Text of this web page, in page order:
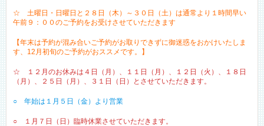
☆ 土曜日・日曜日と２８日（木）～３０日（土）は通常より１時間早い
午前９：００のご予約をお受けさせていただきます
【年末は予約が混み合いご予約がお取りできずに御迷惑をおかけいたしま
す、12月初旬のご予約がおススメです。】
☆ １２月のお休みは４日（月）、１１日（月）、１２日（火）、１８日
（月）、２５日（月）、３１日（日）とさせていただきます。
○ 年始は１月５日（金）より営業
○ １月７日（日）臨時休業させていただきます。